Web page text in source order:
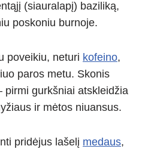
(siauralapį) baziliką,
poskoniu burnoje.
poveikiu, neturi kofeino,
paros metu. Skonis
pirmi gurkšniai atskleidžia
ir mėtos niuansus.
pridėjus lašelį medaus,